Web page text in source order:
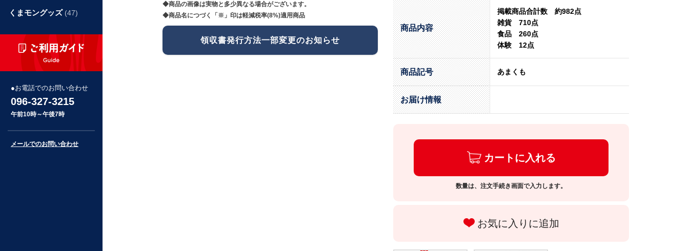
◆商品の画像は実物と多少異なる場合がございます。
◆商品名につづく「※」印は軽減税率(8%)適用商品
領収書発行方法一部変更のお知らせ
商品内容
掲載商品合計数 約982点
雑貨 710点
食品 260点
体験 12点
商品記号 あまくも
お届け情報
カートに入れる
数量は、注文手続き画面で入力します。
お気に入りに追加
くまモングッズ (47)
お電話でのお問い合わせ
096-327-3215
午前10時～午後7時
メールでのお問い合わせ